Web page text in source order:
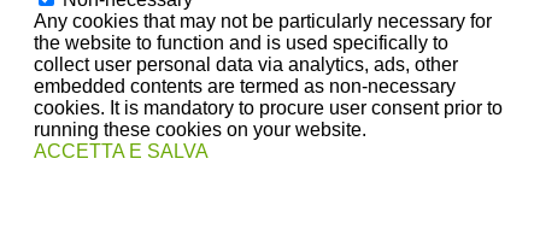
Any cookies that may not be particularly necessary for
the website to function and is used specifically to
collect user personal data via analytics, ads, other
embedded contents are termed as non-necessary
cookies. It is mandatory to procure user consent prior to
running these cookies on your website.
ACCETTA E SALVA